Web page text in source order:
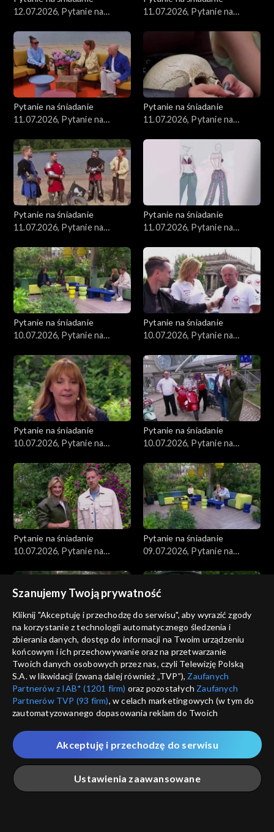
12.07.2026, Pytanie na
11.07.2026, Pytanie na
Pytanie na śniadanie
11.07.2026, Pytanie na
Pytanie na śniadanie
11.07.2026, Pytanie na
Pytanie na śniadanie
11.07.2026, Pytanie na
Pytanie na śniadanie
11.07.2026, Pytanie na
Pytanie na śniadanie
10.07.2026, Pytanie na
Pytanie na śniadanie
10.07.2026, Pytanie na
Pytanie na śniadanie
10.07.2026, Pytanie na
Pytanie na śniadanie
10.07.2026, Pytanie na
Pytanie na śniadanie
10.07.2026, Pytanie na
Pytanie na śniadanie
09.07.2026, Pytanie na
Pytanie na śniadanie
09.07.2026, Pytanie na
śniadanie, część 4
Pytanie na śniadanie
09.07.2026, Pytanie na
śniadanie, część 3
Pytanie na śniadanie
09.07.2026, Pytanie na
śniadanie, część 2
Pytanie na śniadanie
09.07.2026, Pytanie na
śniadanie, część 1
Szanujemy Twoją prywatność
Kliknij "Akceptuję i przechodzę do serwisu", aby wyrazić zgody
na korzystanie z technologii automatycznego śledzenia i
zbierania danych, dostęp do informacji na Twoim urządzeniu
końcowym i ich przechowywanie oraz na przetwarzanie
Twoich danych osobowych przez nas, czyli Telewizję Polską
S.A. w likwidacji (zwaną dalej również „TVP”), Zaufanych
Partnerów z IAB* (1201 firm) oraz pozostałych Zaufanych
Partnerów TVP (93 firm), w celach marketingowych (w tym do
zautomatyzowanego dopasowania reklam do Twoich
które wskazujemy poniżej, a także zgody na udostępnianie
przez nas identyfikatora PPID do Google.
Twoje dane osobowe zbierane podczas odwiedzania przez
Ciebie naszych
poszczególnych serwisówzwanych dalej
„Portalem”, w tym informacje zapisywane za pomocą
Ustawienia zaawansowane
Akceptuję i przechodzę do serwisu